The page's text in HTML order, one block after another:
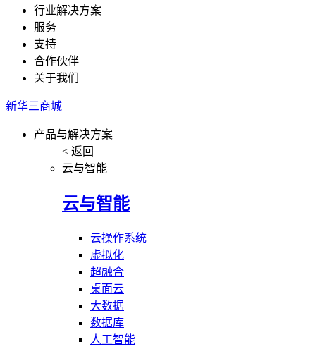
行业解决方案
服务
支持
合作伙伴
关于我们
新华三商城
产品与解决方案
< 返回
云与智能
云与智能
云操作系统
虚拟化
超融合
桌面云
大数据
数据库
人工智能